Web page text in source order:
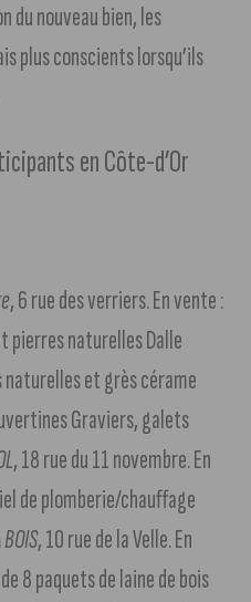
du nouveau bien, les
plus conscients lorsqu’ils
en Côte-d’Or
, 6 rue des verriers. En vente :
pierres naturelles Dalle
et grès cérame
Graviers, galets
, 18 rue du 11 novembre. En
de plomberie/chauffage
, 10 rue de la Velle. En
8 paquets de laine de bois